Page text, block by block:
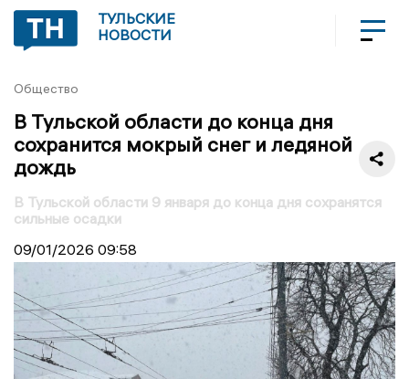
ТУЛЬСКИЕ
НОВОСТИ
Общество
В Тульской области до конца дня
сохранится мокрый снег и ледяной
дождь
В Тульской области 9 января до конца дня сохранятся
сильные осадки
09/01/2026 09:58